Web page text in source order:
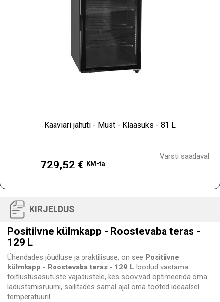
Kaaviari jahuti - Must - Klaasuks - 81 L
729,52 € KM-ta
Varsti saadaval
KIRJELDUS
Positiivne külmkapp - Roostevaba teras -
129 L
Ühendades jõudluse ja praktilisuse, on see Positiivne
külmkapp - Roostevaba teras - 129 L loodud vastama
toitlustusasutuste vajadustele, kes soovivad optimeerida oma
ladustamisruumi, säilitades samal ajal oma tooted ideaalsel
temperatuuril.